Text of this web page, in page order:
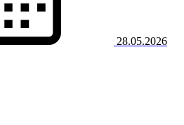
28.05.2026